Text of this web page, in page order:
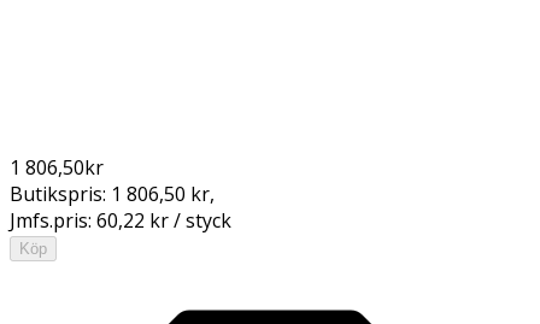
1 806,50kr
Butikspris: 1 806,50 kr,
Jmfs.pris: 60,22 kr / styck
Köp